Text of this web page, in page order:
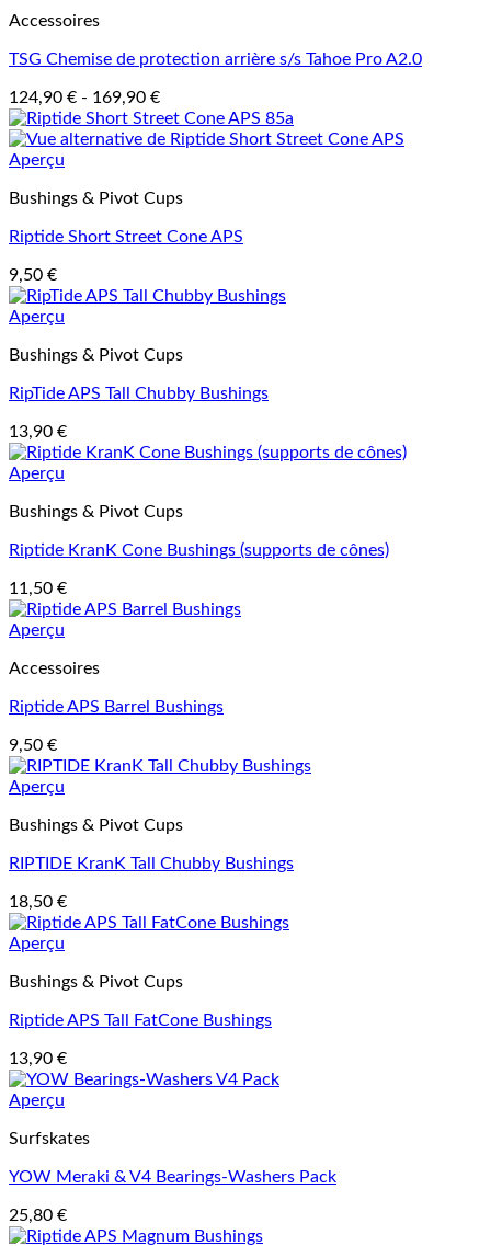
Accessoires
TSG Chemise de protection arrière s/s Tahoe Pro A2.0
124,90 € - 169,90 €
Aperçu
Bushings & Pivot Cups
Riptide Short Street Cone APS
9,50 €
Aperçu
Bushings & Pivot Cups
RipTide APS Tall Chubby Bushings
13,90 €
Aperçu
Bushings & Pivot Cups
Riptide KranK Cone Bushings (supports de cônes)
11,50 €
Aperçu
Accessoires
Riptide APS Barrel Bushings
9,50 €
Aperçu
Bushings & Pivot Cups
RIPTIDE KranK Tall Chubby Bushings
18,50 €
Aperçu
Bushings & Pivot Cups
Riptide APS Tall FatCone Bushings
13,90 €
Aperçu
Surfskates
YOW Meraki & V4 Bearings-Washers Pack
25,80 €